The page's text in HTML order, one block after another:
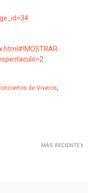
de Viveros
MÁS RECIENTE